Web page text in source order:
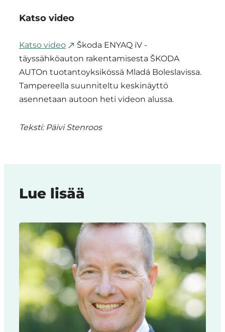
Katso video
Katso video
Škoda ENYAQ iV -
täyssähköauton rakentamisesta ŠKODA
AUTOn tuotantoyksikössä Mladá Boleslavissa.
Tampereella suunniteltu keskinäyttö
asennetaan autoon heti videon alussa.
Teksti: Päivi Stenroos
Lue lisää